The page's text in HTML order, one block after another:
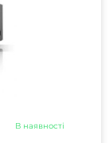
В наявності